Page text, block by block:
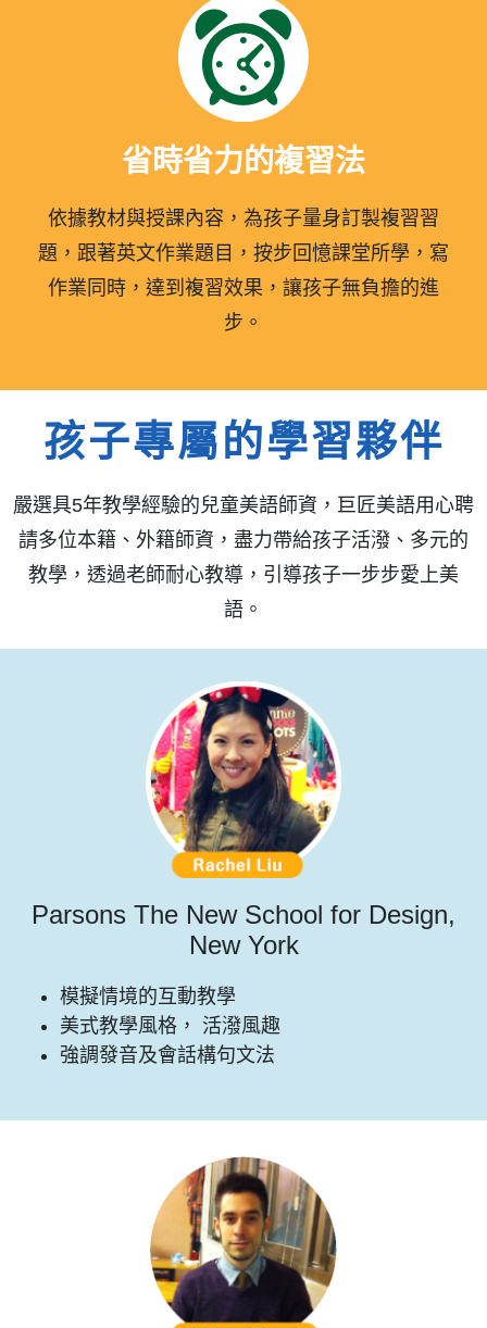
省時省力的複習法
依據教材與授課內容，為孩子量身訂製複習習
題，跟著英文作業題目，按步回憶課堂所學，寫
作業同時，達到複習效果，讓孩子無負擔的進
步。
孩子專屬的學習夥伴
嚴選具5年教學經驗的兒童美語師資，巨匠美語用心聘
請多位本籍、外籍師資，盡力帶給孩子活潑、多元的
教學，透過老師耐心教導，引導孩子一步步愛上美
語。
Parsons The New School for Design,
New York
模擬情境的互動教學
美式教學風格， 活潑風趣
強調發音及會話構句文法